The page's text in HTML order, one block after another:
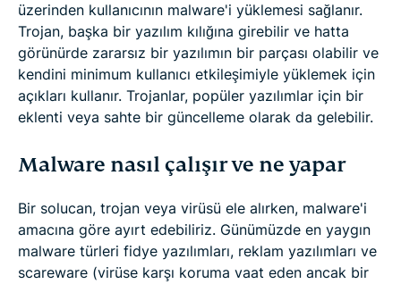
üzerinden kullanıcının malware'i yüklemesi sağlanır.
Trojan, başka bir yazılım kılığına girebilir ve hatta
görünürde zararsız bir yazılımın bir parçası olabilir ve
kendini minimum kullanıcı etkileşimiyle yüklemek için
açıkları kullanır. Trojanlar, popüler yazılımlar için bir
eklenti veya sahte bir güncelleme olarak da gelebilir.
Malware nasıl çalışır ve ne yapar
Bir solucan, trojan veya virüsü ele alırken, malware'i
amacına göre ayırt edebiliriz. Günümüzde en yaygın
malware türleri fidye yazılımları, reklam yazılımları ve
scareware (virüse karşı koruma vaat eden ancak bir